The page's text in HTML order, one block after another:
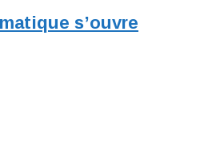
s’ouvre